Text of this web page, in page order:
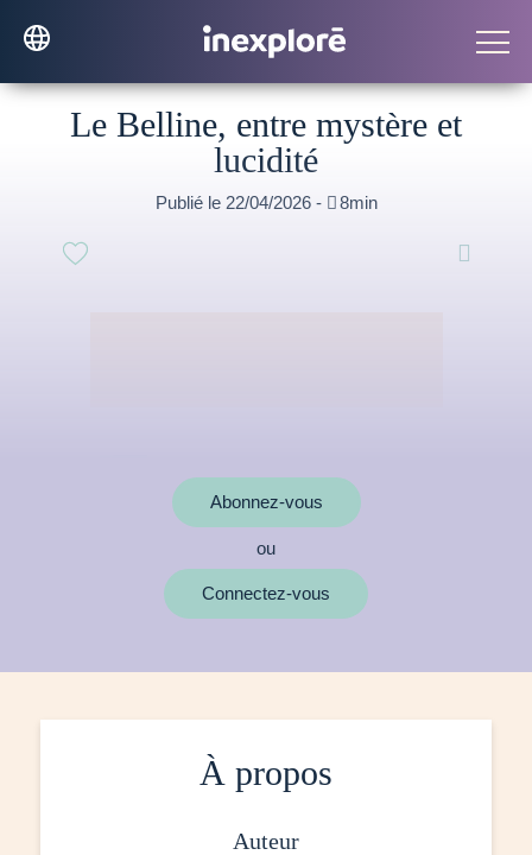
Le Belline, entre mystère et
lucidité
Publié le 22/04/2026 - 8min

Abonnez-vous
ou
Connectez-vous
À propos
auteur